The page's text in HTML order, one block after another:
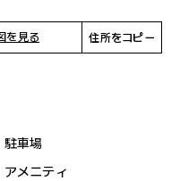
を見る 住所をコピー
駐車場
アメニティ